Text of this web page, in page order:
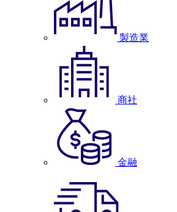
製造業
商社
金融